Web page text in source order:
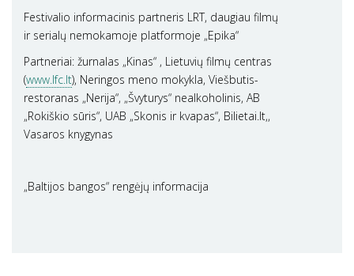
Festivalio informacinis partneris LRT, daugiau filmų
ir serialų nemokamoje platformoje „Epika“
Partneriai: žurnalas „Kinas“ , Lietuvių filmų centras
(www.lfc.lt), Neringos meno mokykla, Viešbutis-
restoranas „Nerija“, „Švyturys“ nealkoholinis, AB
„Rokiškio sūris“, UAB „Skonis ir kvapas“, Bilietai.lt,,
Vasaros knygynas
„Baltijos bangos“ rengėjų informacija